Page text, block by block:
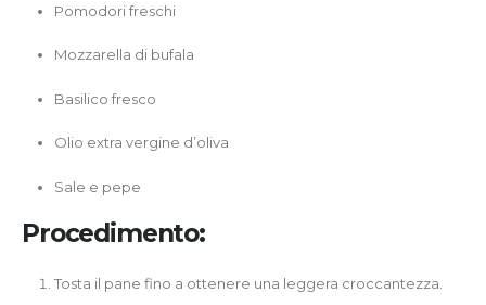
Pomodori freschi
Mozzarella di bufala
Basilico fresco
Olio extra vergine d’oliva
Sale e pepe
Procedimento:
Tosta il pane fino a ottenere una leggera croccantezza.